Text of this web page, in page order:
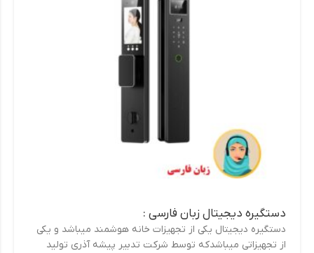
دستگیره دیجیتال زبان فارسی :
دستگیره دیجیتال یکی از تجهیزات خانه هوشمند میباشد و یکی
از تجهیزاتی میباشدکه توسط شرکت تدبیر پیشه آذری تولید